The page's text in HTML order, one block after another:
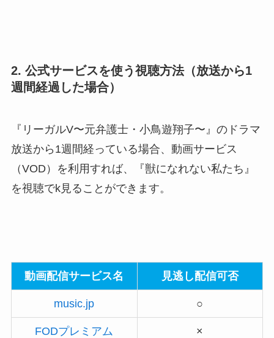
2. 公式サービスを使う視聴方法（放送から1
週間経過した場合）
『リーガルV〜元弁護士・小鳥遊翔子〜』のドラマ
放送から1週間経っている場合、動画サービス
（VOD）を利用すれば、『獣になれない私たち』
を視聴でk見ることができます。
動画配信サービス名 見逃し配信可否
music.jp ○
FODプレミアム ×